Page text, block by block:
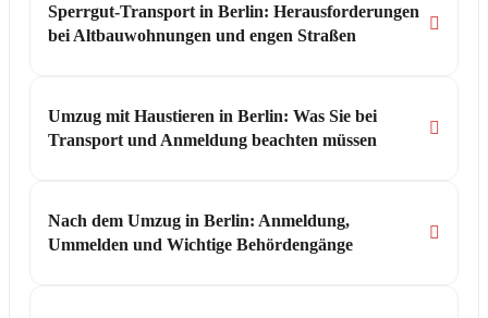
Sperrgut-Transport in Berlin: Herausforderungen
bei Altbauwohnungen und engen Straßen
Umzug mit Haustieren in Berlin: Was Sie bei
Transport und Anmeldung beachten müssen
Nach dem Umzug in Berlin: Anmeldung,
Ummelden und Wichtige Behördengänge